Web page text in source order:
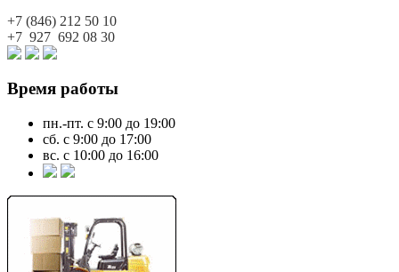
+7 (846) 212 50 10
+7 927 692 08 30
Время работы
пн.-пт. с 9:00 до 19:00
сб. с 9:00 до 17:00
вс. с 10:00 до 16:00